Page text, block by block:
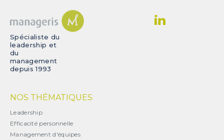
Spécialiste du
leadership et
du
management
depuis 1993
NOS THÉMATIQUES
Leadership
Efficacité personnelle
Management d'équipes